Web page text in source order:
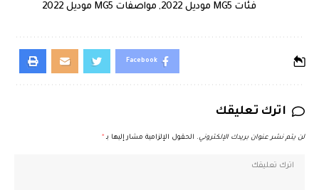
فئات MG5 موديل 2022
, مواصفات MG5 موديل 2022
Facebook
اترك تعليقك
لن يتم نشر عنوان بريدك الإلكتروني. الحقول الإلزامية مشار إليها بـ *